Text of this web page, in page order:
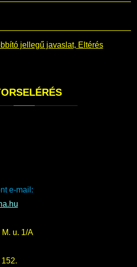
jellegű javaslat, Eltérés
e-mail:
u. 1/A